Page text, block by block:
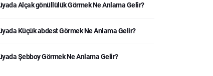
Alçak gönüllülük Görmek Ne Anlama Gelir?
Küçük abdest Görmek Ne Anlama Gelir?
Şebboy Görmek Ne Anlama Gelir?